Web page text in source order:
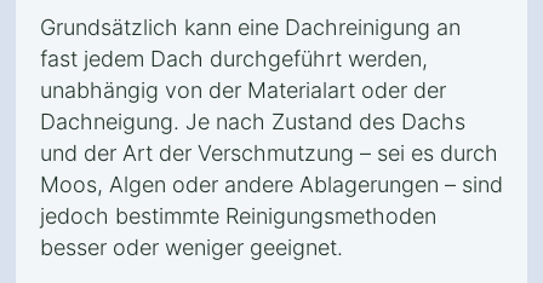
Grundsätzlich kann eine Dachreinigung an
fast jedem Dach durchgeführt werden,
unabhängig von der Materialart oder der
Dachneigung. Je nach Zustand des Dachs
und der Art der Verschmutzung – sei es durch
Moos, Algen oder andere Ablagerungen – sind
jedoch bestimmte Reinigungsmethoden
besser oder weniger geeignet.